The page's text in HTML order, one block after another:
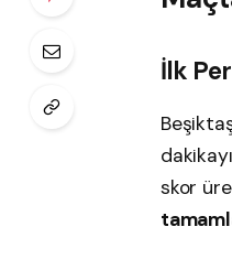
İlk
dakikayı
skor